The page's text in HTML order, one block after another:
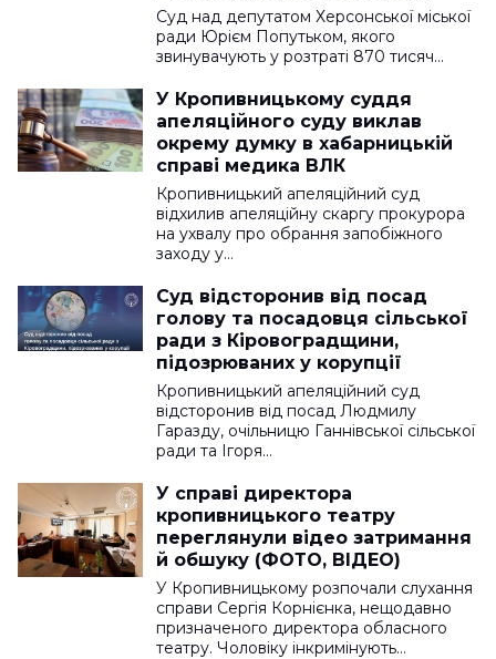
Суд над депутатом Херсонської міської
ради Юрієм Попутьком, якого
звинувачують у розтраті 870 тисяч…
У Кропивницькому суддя
апеляційного суду виклав
окрему думку в хабарницькій
справі медика ВЛК
Кропивницький апеляційний суд
відхилив апеляційну скаргу прокурора
на ухвалу про обрання запобіжного
заходу у…
Суд відсторонив від посад
голову та посадовця сільської
ради з Кіровоградщини,
підозрюваних у корупції
Кропивницький апеляційний суд
відсторонив від посад Людмилу
Гаразду, очільницю Ганнівської сільської
ради та Ігоря…
У справі директора
кропивницького театру
переглянули відео затримання
й обшуку (ФОТО, ВІДЕО)
У Кропивницькому розпочали слухання
справи Сергія Корнієнка, нещодавно
призначеного директора обласного
театру. Чоловіку інкримінують…